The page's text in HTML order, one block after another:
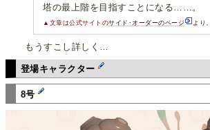
塔の最上階を目指すことになる……。
▲文章は公式サイトのサイド･オーダーのページ より。
もうすこし詳しく…
登場キャラクター
8号